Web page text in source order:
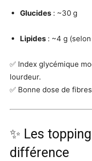
Glucides : ~30 g
Lipides : ~4 g
✅ Index glycémique
lourdeur.
✅ Bonne dose de
✨ Les
différence